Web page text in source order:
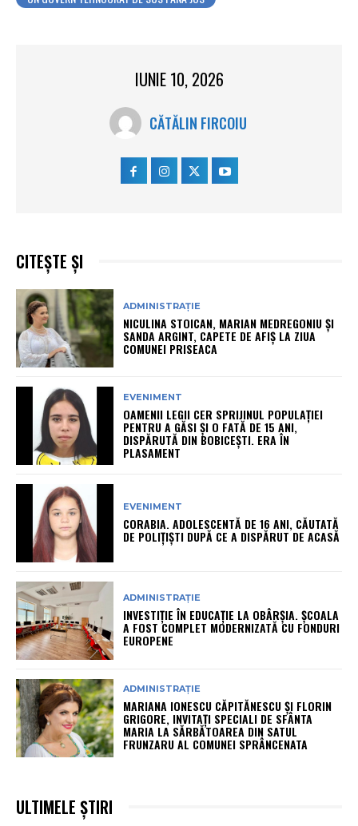
IUNIE 10, 2026
CĂTĂLIN FIRCOIU
CITEȘTE ȘI
ADMINISTRAȚIE
NICULINA STOICAN, MARIAN MEDREGONIU ȘI
SANDA ARGINT, CAPETE DE AFIȘ LA ZIUA
COMUNEI PRISEACA
EVENIMENT
OAMENII LEGII CER SPRIJINUL POPULAȚIEI
PENTRU A GĂSI ȘI O FATĂ DE 15 ANI,
DISPĂRUTĂ DIN BOBICEȘTI. ERA ÎN
PLASAMENT
EVENIMENT
CORABIA. ADOLESCENTĂ DE 16 ANI, CĂUTATĂ
DE POLIȚIȘTI DUPĂ CE A DISPĂRUT DE ACASĂ
ADMINISTRAȚIE
INVESTIȚIE ÎN EDUCAȚIE LA OBÂRȘIA. ȘCOALA
A FOST COMPLET MODERNIZATĂ CU FONDURI
EUROPENE
ADMINISTRAȚIE
MARIANA IONESCU CĂPITĂNESCU ȘI FLORIN
GRIGORE, INVITAȚI SPECIALI DE SFÂNTA
MARIA LA SĂRBĂTOAREA DIN SATUL
FRUNZARU AL COMUNEI SPRÂNCENATA
ULTIMELE ȘTIRI